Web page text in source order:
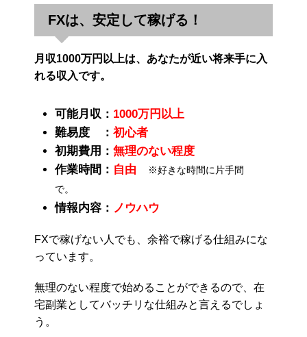
FXは、安定して稼げる！
月収1000万円以上は、あなたが近い将来手に入
れる収入です。
可能月収： 1000万円以上
難易度 ： 初心者
初期費用： 無理のない程度
作業時間： 自由
※好きな時間に片手間
で。
情報内容： ノウハウ
FXで稼げない人でも、余裕で稼げる仕組みにな
っています。
無理のない程度で始めることができるので、在
宅副業としてバッチリな仕組みと言えるでしょ
う。